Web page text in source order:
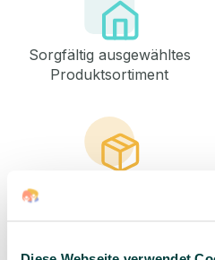
Sorgfältig ausgewähltes
Produktsortiment